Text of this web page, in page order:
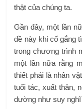
thật của chúng ta.
Gần đây, một lần
đề này khi cố gắng
trong chương trình
một lần nữa rằng
thiết phải là nhân
tuổi tác, xuất thân,
dường như suy nghĩ